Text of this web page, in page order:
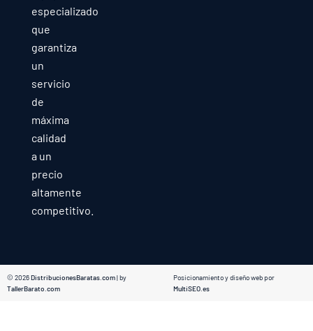
especializado
que
garantiza
un
servicio
de
máxima
calidad
a un
precio
altamente
competitivo.
© 2026DistribucionesBaratas.com| by
TallerBarato.com
Posicionamiento y diseño web por
MultiSEO.es